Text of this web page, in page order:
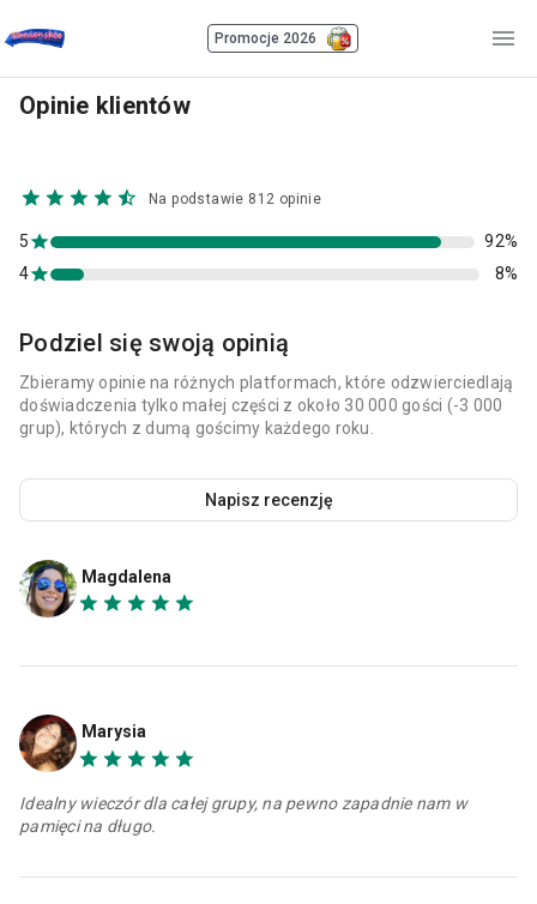
Promocje 2026
Opinie klientów
Na podstawie 812 opinie
4 8%
5 92%
Podziel się swoją opinią
Zbieramy opinie na różnych platformach, które odzwierciedlają
doświadczenia tylko małej części z około 30 000 gości (-3 000
grup), których z dumą gościmy każdego roku.
Napisz recenzję
Magdalena
Marysia
Idealny wieczór dla całej grupy, na pewno zapadnie nam w
pamięci na długo.